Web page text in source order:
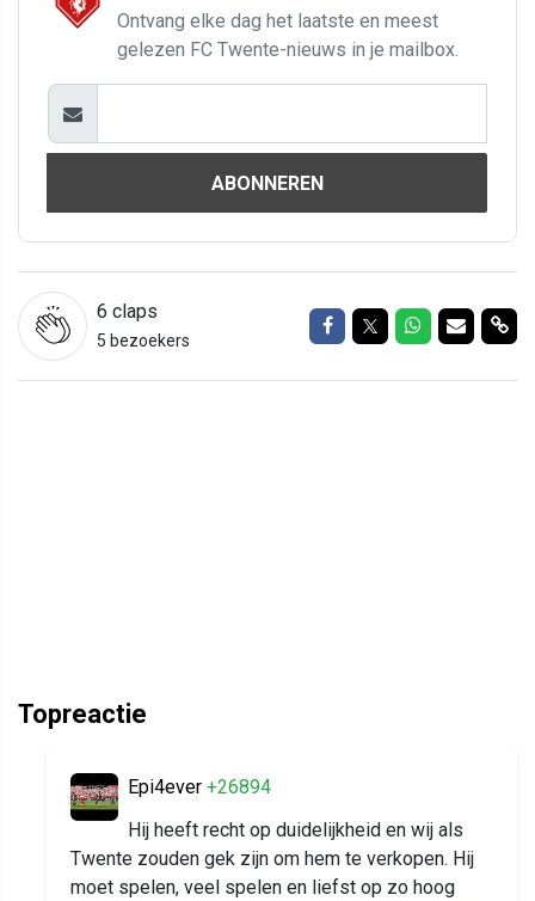
Ontvang elke dag het laatste en meest
gelezen FC Twente-nieuws in je mailbox.
ABONNEREN
6 claps
5 bezoekers
Delen op Facebook
Delen op Twitter
Delen op
Delen
Topreactie
Epi4ever +26894
Hij heeft recht op duidelijkheid en wij als
Twente zouden gek zijn om hem te verkopen. Hij
moet spelen, veel spelen en liefst op zo hoog